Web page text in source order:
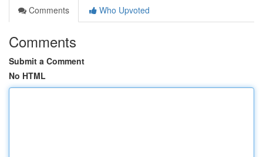
Comments
Who Upvoted
Comments
Submit a Comment
No HTML